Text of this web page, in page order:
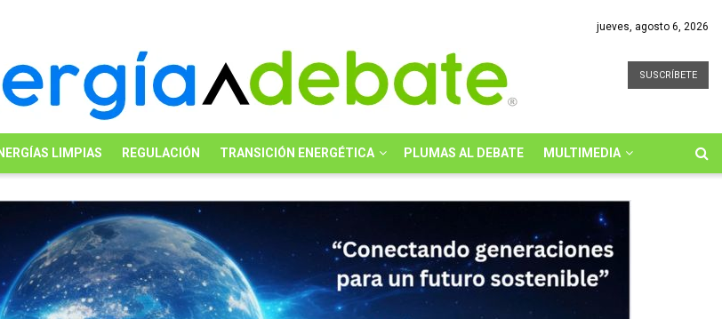
jueves, agosto 6, 2026
SUSCRÍBETE
LIMPIAS REGULACIÓN TRANSICIÓN ENERGÉTICA PLUMAS AL DEBATE MULTIMEDIA